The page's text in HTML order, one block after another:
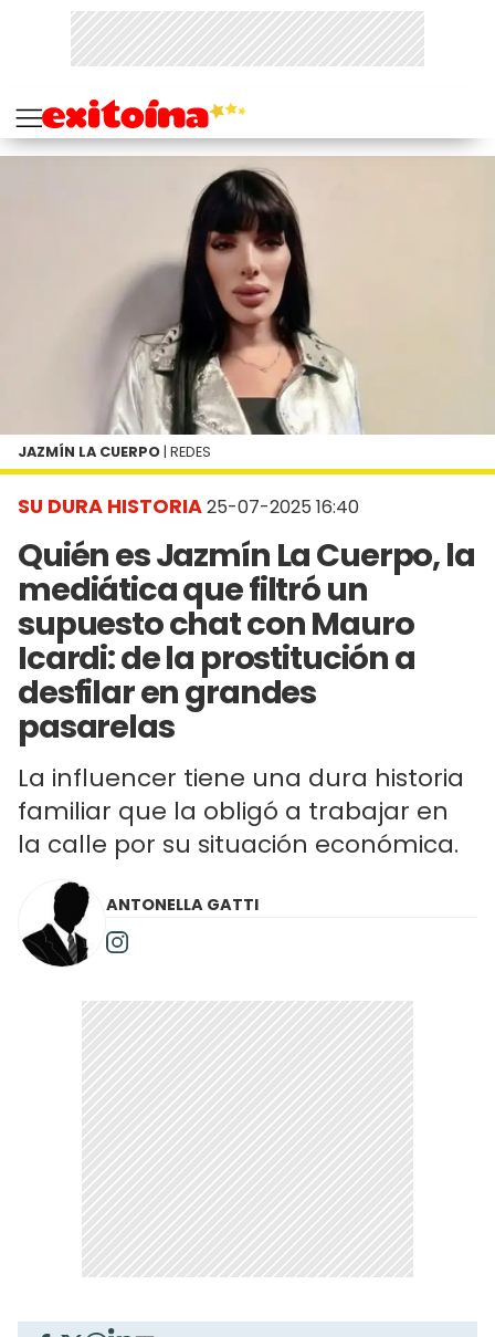
SU DURA HISTORIA25-07-2025 16:40
Quién es Jazmín La Cuerpo, la
mediática que filtró un
supuesto chat con Mauro
Icardi: de la prostitución a
desfilar en grandes
pasarelas
La influencer tiene una dura historia
familiar que la obligó a trabajar en
la calle por su situación económica.
JAZMÍN LA CUERPO | REDES
ANTONELLA GATTI